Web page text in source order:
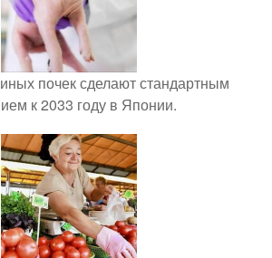
почек сделают стандартным
к 2033 году в Японии.